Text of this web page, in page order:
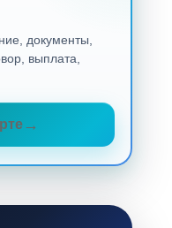
документы,
выплата,